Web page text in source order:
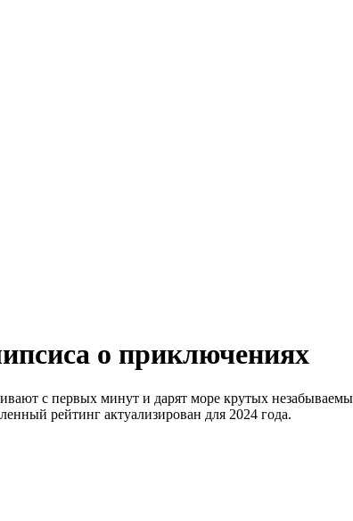
о приключениях
с первых минут и дарят море крутых
рейтинг актуализирован для 2024 года.